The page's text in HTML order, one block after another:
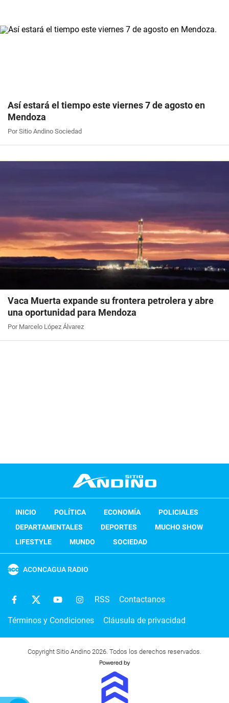
Así estará el tiempo este viernes 7 de agosto en
Mendoza
Por Sitio Andino Sociedad
Vaca Muerta expande su frontera petrolera y abre
una oportunidad para Mendoza
Por Marcelo López Álvarez
INICIO POLÍTICA ECONOMÍA
POLICIALES
DEPARTAMENTALES
DEPORTES
MUCHO SHOW
LIFESTYLE
MUNDO SOCIEDAD
ACONCAGUA RADIO
RSS Contactanos
Términos y Condiciones Cláusula de privacidad
Copyright Sitio Andino 2026. Todos los derechos reservados.